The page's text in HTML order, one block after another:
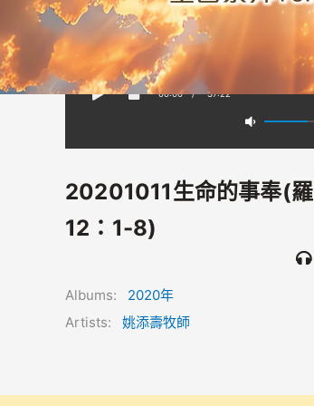
00:00 / -37:22
20201011生命的事奉(羅
12：1-8)
Albums: 2020年
Artists: 姚添壽牧師